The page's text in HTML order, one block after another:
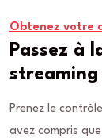
Obtenez votre
Passez à
streaming
Prenez le
avez compris